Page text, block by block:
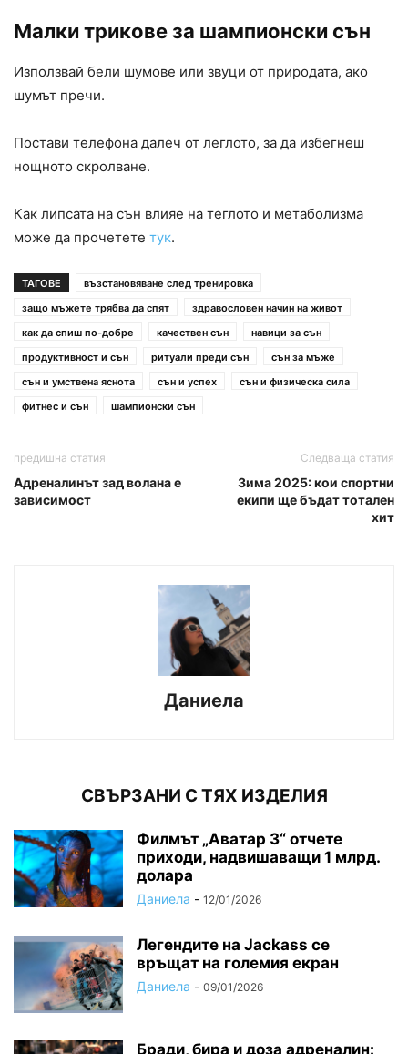
Малки трикове за шампионски сън
Използвай бели шумове или звуци от природата, ако
шумът пречи.
Постави телефона далеч от леглото, за да избегнеш
нощното скролване.
Как липсата на сън влияе на теглото и метаболизма
може да прочетете тук.
ТАГОВЕ
възстановяване след тренировка
защо мъжете трябва да спят
здравословен начин на живот
как да спиш по-добре
качествен сън
навици за сън
продуктивност и сън
ритуали преди сън
сън за мъже
сън и умствена яснота
сън и успех
сън и физическа сила
фитнес и сън
шампионски сън
предишна статия
Адреналинът зад волана е
зависимост
Следваща статия
Зима 2025: кои спортни
екипи ще бъдат тотален
хит
Даниела
СВЪРЗАНИ С ТЯХ ИЗДЕЛИЯ
Филмът „Аватар 3“ отчете
приходи, надвишаващи 1 млрд.
долара
Даниела - 12/01/2026
Легендите на Jackass се
връщат на големия екран
Даниела - 09/01/2026
Бради, бира и доза адреналин: